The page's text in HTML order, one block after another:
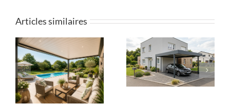
Articles similaires